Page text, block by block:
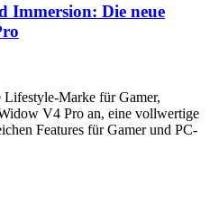
Immersion: Die neue
Marke für Gamer,
V4 Pro an, eine vollwertige
Features für Gamer und PC-